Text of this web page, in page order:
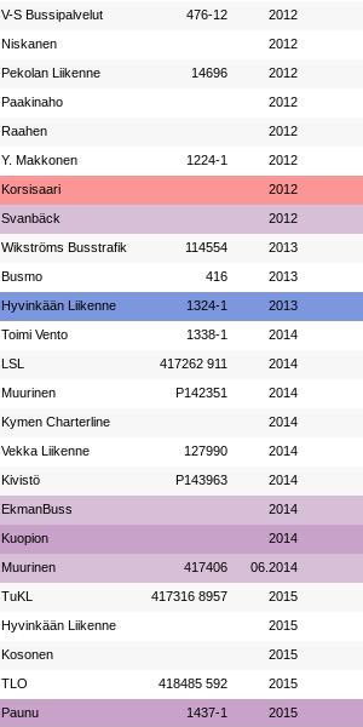
V-S Bussipalvelut 476-12 2012
Niskanen 2012
Pekolan Liikenne 14696 2012
Paakinaho 2012
Raahen 2012
Y. Makkonen 1224-1 2012
Korsisaari 2012
Svanbäck 2012
Wikströms Busstrafik 114554 2013
Busmo 416 2013
Hyvinkään Liikenne 1324-1 2013
Toimi Vento 1338-1 2014
LSL 417262 911 2014
Muurinen P142351 2014
Kymen Charterline 2014
Vekka Liikenne 127990 2014
Kivistö P143963 2014
EkmanBuss 2014
Kuopion 2014
Muurinen 417406 06.2014
TuKL 417316 8957 2015
Hyvinkään Liikenne 2015
Kosonen 2015
TLO 418485 592 2015
Paunu 1437-1 2015